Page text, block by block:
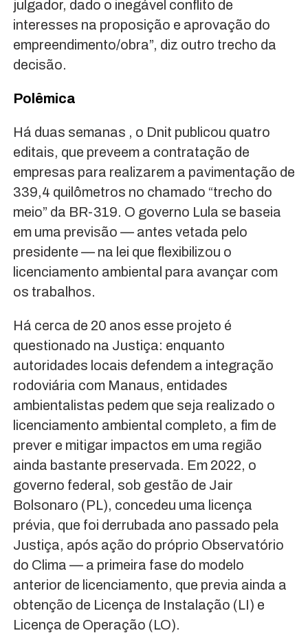
julgador, dado o inegável conflito de
interesses na proposição e aprovação do
empreendimento/obra”, diz outro trecho da
decisão.
Polêmica
Há duas semanas , o Dnit publicou quatro
editais, que preveem a contratação de
empresas para realizarem a pavimentação de
339,4 quilômetros no chamado “trecho do
meio” da BR-319. O governo Lula se baseia
em uma previsão — antes vetada pelo
presidente — na lei que flexibilizou o
licenciamento ambiental para avançar com
os trabalhos.
Há cerca de 20 anos esse projeto é
questionado na Justiça: enquanto
autoridades locais defendem a integração
rodoviária com Manaus, entidades
ambientalistas pedem que seja realizado o
licenciamento ambiental completo, a fim de
prever e mitigar impactos em uma região
ainda bastante preservada. Em 2022, o
governo federal, sob gestão de Jair
Bolsonaro (PL), concedeu uma licença
prévia, que foi derrubada ano passado pela
Justiça, após ação do próprio Observatório
do Clima — a primeira fase do modelo
anterior de licenciamento, que previa ainda a
obtenção de Licença de Instalação (LI) e
Licença de Operação (LO).